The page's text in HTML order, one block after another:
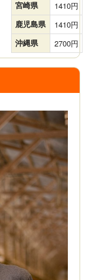
宮崎県 1410
鹿児島県 1410
沖縄県 2700